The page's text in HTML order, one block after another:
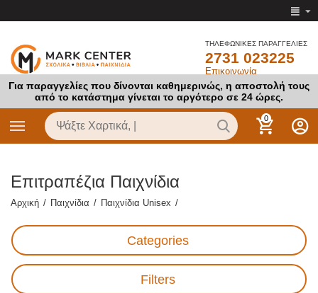
ΤΗΛΕΦΩΝΙΚΕΣ ΠΑΡΑΓΓΕΛΙΕΣ
2731 023225
Επικοινωνία
Για παραγγελίες που δίνονται καθημερινώς, η αποστολή τους
από το κατάστημα γίνεται το αργότερο σε 24 ώρες.
0
Επιτραπέζια Παιχνίδια
Αρχική / Παιχνίδια / Παιχνίδια Unisex /
Categories
Filters